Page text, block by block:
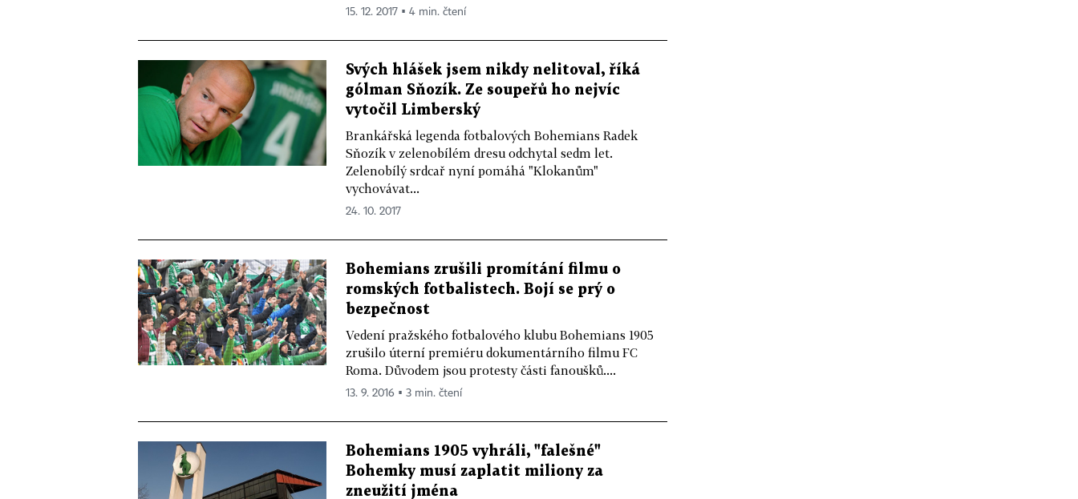
15. 12. 2017 ▪ 4 min. čtení
Svých hlášek jsem nikdy nelitoval, říká
gólman Sňozík. Ze soupeřů ho nejvíc
vytočil Limberský
Brankářská legenda fotbalových Bohemians Radek
Sňozík v zelenobílém dresu odchytal sedm let.
Zelenobílý srdcař nyní pomáhá "Klokanům"
vychovávat...
24. 10. 2017
Bohemians zrušili promítání filmu o
romských fotbalistech. Bojí se prý o
bezpečnost
Vedení pražského fotbalového klubu Bohemians 1905
zrušilo úterní premiéru dokumentárního filmu FC
Roma. Důvodem jsou protesty části fanoušků....
13. 9. 2016 ▪ 3 min. čtení
Bohemians 1905 vyhráli, "falešné"
Bohemky musí zaplatit miliony za
zneužití jména